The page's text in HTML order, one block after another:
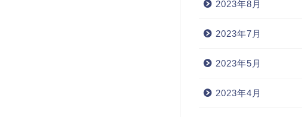
2023年8月
2023年7月
2023年5月
2023年4月